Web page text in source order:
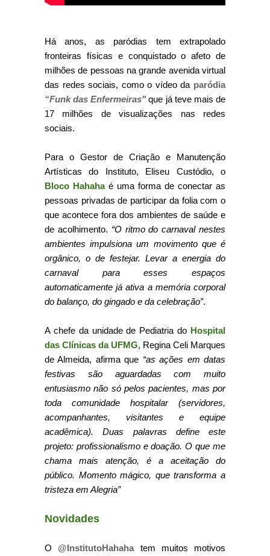
Há anos, as paródias tem extrapolado
fronteiras físicas e conquistado o afeto de
milhões de pessoas na grande avenida virtual
das redes sociais, como o vídeo da paródia
“Funk das Enfermeiras" que já teve mais de
17 milhões de visualizações nas redes
sociais.
Para o Gestor de Criação e Manutenção
Artísticas do Instituto, Eliseu Custódio, o
Bloco Hahahaé uma forma de conectar as
pessoas privadas de participar da folia com o
que acontece fora dos ambientes de saúde e
de acolhimento. “O ritmo do carnaval nestes
ambientes impulsiona um movimento que é
orgânico, o de festejar. Levar a energia do
carnaval para esses espaços
automaticamente já ativa a memória corporal
do balanço, do gingado e da celebração”.
A chefe da unidade de Pediatria do Hospital
das Clínicas da UFMG, Regina Celi Marques
de Almeida, afirma que “as ações em datas
festivas são aguardadas com muito
entusiasmo não só pelos pacientes, mas por
toda comunidade hospitalar (servidores,
acompanhantes, visitantes e equipe
acadêmica). Duas palavras define este
projeto: profissionalismo e doação. O que me
chama mais atenção, é a aceitação do
público. Momento mágico, que transforma a
tristeza em Alegria”
Novidades
O @InstitutoHahaha tem muitos motivos